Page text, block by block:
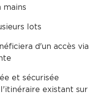
mains
lots
d'un accès via
et sécurisée
existant sur